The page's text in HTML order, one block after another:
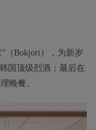
（Bokjori），为新岁
国顶级烈酒；最后在
晚餐。